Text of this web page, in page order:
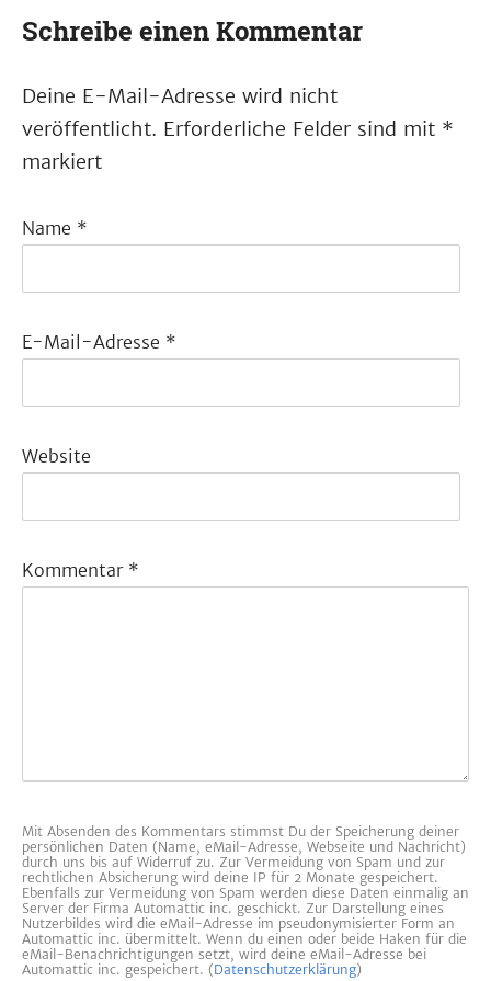
Schreibe einen Kommentar
Deine E-Mail-Adresse wird nicht
veröffentlicht. Erforderliche Felder sind mit *
markiert
Name *
E-Mail-Adresse *
Website
Kommentar *
Mit Absenden des Kommentars stimmst Du der Speicherung deiner
persönlichen Daten (Name, eMail-Adresse, Webseite und Nachricht)
durch uns bis auf Widerruf zu. Zur Vermeidung von Spam und zur
rechtlichen Absicherung wird deine IP für 2 Monate gespeichert.
Ebenfalls zur Vermeidung von Spam werden diese Daten einmalig an
Server der Firma Automattic inc. geschickt. Zur Darstellung eines
Nutzerbildes wird die eMail-Adresse im pseudonymisierter Form an
Automattic inc. übermittelt. Wenn du einen oder beide Haken für die
eMail-Benachrichtigungen setzt, wird deine eMail-Adresse bei
Automattic inc. gespeichert. (Datenschutzerklärung)